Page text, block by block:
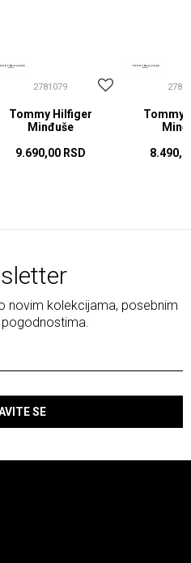
2781079
Tommy Hilfiger
Minđuše
9.690,00 RSD
Tommy
novim kolekcijama, posebnim
SE